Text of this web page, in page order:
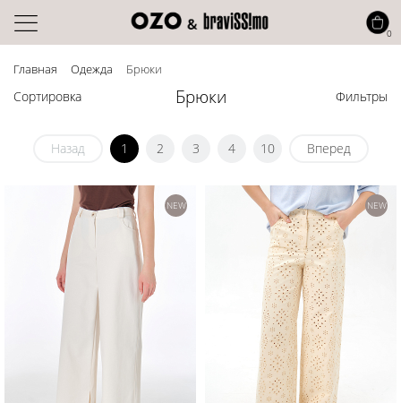
Главная Одежда Брюки
Брюки
Назад 1 2 3 4 10 Вперед
NEW NEW
Сортировка Фильтры
0